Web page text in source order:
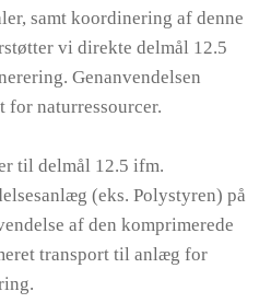
samt koordinering af denne
vi direkte delmål 12.5
Genanvendelsen
for naturressourcer.
til delmål 12.5 ifm.
(eks. Polystyren) på
af den komprimerede
transport til anlæg for